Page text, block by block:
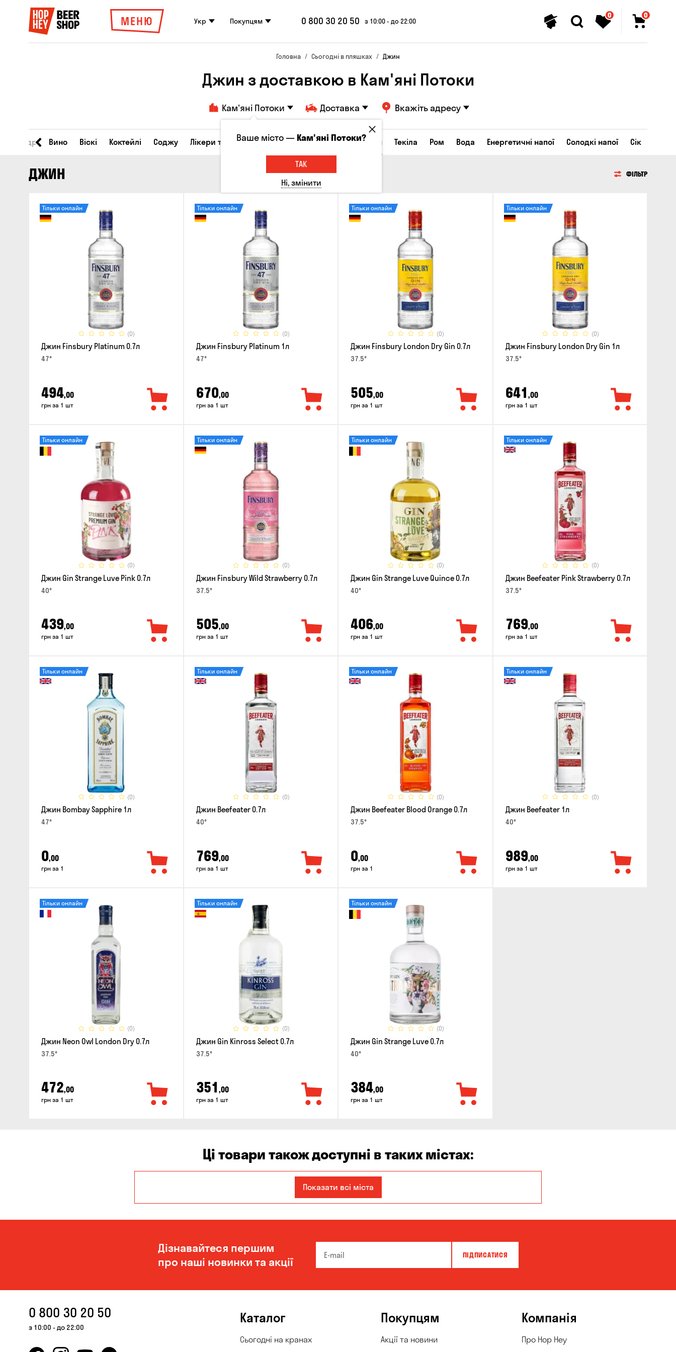
МЕНЮ Укр Покупцям 0 800 30 20 50 з 10:00 - до 22:00
0 0
Головна Сьогодні в пляшках Джин
Джин з доставкою в Кам'яні Потоки
Кам'яні Потоки Доставка Вкажіть адресу
Сидр Вино Віскі Коктейлі Соджу Лікери та настоянки Коньяки та бренді Джин Текіла Ром Вода Енергетичні напої Солодкі напої Сік
ДЖИН ФІЛЬТР
(0)
Тільки онлайн
Джин Finsbury Platinum 0.7л
47°
494,00
грн за 1 шт
(0)
Тільки онлайн
Джин Finsbury Platinum 1л
47°
670,00
грн за 1 шт
(0)
Тільки онлайн
Джин Finsbury London Dry Gin 0.7л
37.5°
505,00
грн за 1 шт
(0)
Тільки онлайн
Джин Finsbury London Dry Gin 1л
37.5°
641 ,00
грн за 1 шт
(0)
Тільки онлайн
Джин Gin Strange Luve Pink 0.7л
40°
439,00
грн за 1 шт
(0)
Тільки онлайн
Джин Finsbury Wild Strawberry 0.7л
37.5°
505,00
грн за 1 шт
(0)
Тільки онлайн
Джин Gin Strange Luve Quince 0.7л
40°
406,00
грн за 1 шт
(0)
Тільки онлайн
Джин Beefeater Pink Strawberry 0.7л
37.5°
769,00
грн за 1 шт
(0)
Тільки онлайн
Джин Bombay Sapphire 1л
47°
0,00
грн за 1
(0)
Тільки онлайн
Джин Beefeater 0.7л
40°
769,00
грн за 1 шт
(0)
Тільки онлайн
Джин Beefeater Blood Orange 0.7л
37.5°
0,00
грн за 1
(0)
Тільки онлайн
Джин Beefeater 1л
40°
989,00
грн за 1 шт
(0)
Тільки онлайн
Джин Neon Owl London Dry 0.7л
37.5°
472,00
грн за 1 шт
(0)
Тільки онлайн
Джин Gin Kinross Select 0.7л
37.5°
351 ,00
грн за 1 шт
(0)
Тільки онлайн
Джин Gin Strange Luve 0.7л
40°
384,00
грн за 1 шт
Ці товари також доступні в таких містах:
Кам'янське
Миколаїв Одеса Олександрівка Чорноморськ
Показати всі міста
Дізнавайтеся першим
про наші новинки та акції
ПІДПИСАТИСЯ
0 800 30 20 50
з 10:00 - до 22:00
Каталог
Сьогодні на кранах
Покупцям
Акції та новини
Компанія
Про Hop Hey
Ваше місто —Кам'яні Потоки?
ТАК
Ні, змінити